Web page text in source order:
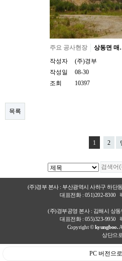
주요 공사현장
상동면
작성자
(주)경부
작성일
08-30
조회
10397
목록
1 2
(주)경부 본사 : 부산광역시 사하구 하단
대표전화 : 051)202-8300
(주)경부공영 본사 : 김해시 상
대표전화 : 055)323-9950
Copyright ©kyungboo.
상단으로
PC 버전으